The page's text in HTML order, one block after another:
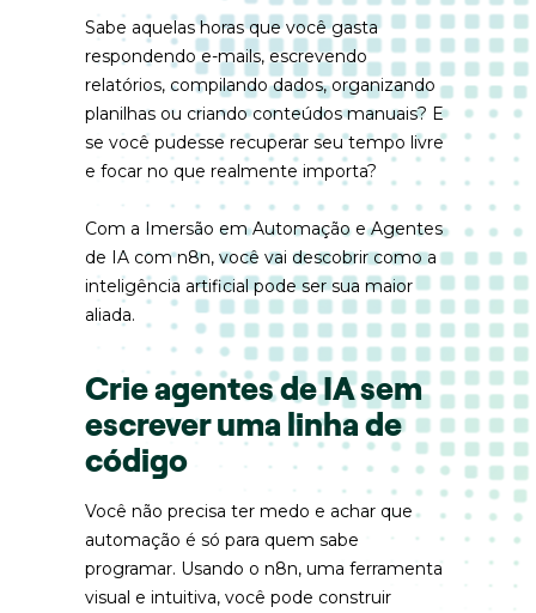
Sabe aquelas horas que você gasta
respondendo e-mails, escrevendo
relatórios, compilando dados, organizando
planilhas ou criando conteúdos manuais? E
se você pudesse recuperar seu tempo livre
e focar no que realmente importa?
Com a Imersão em Automação e Agentes
de IA com n8n, você vai descobrir como a
inteligência artificial pode ser sua maior
aliada.
Crie agentes de IA sem
escrever uma linha de
código
Você não precisa ter medo e achar que
automação é só para quem sabe
programar. Usando o n8n, uma ferramenta
visual e intuitiva, você pode construir